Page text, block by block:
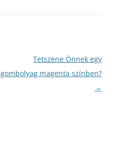
Tetszene Önnek egy
gombolyag magenta színben?
→